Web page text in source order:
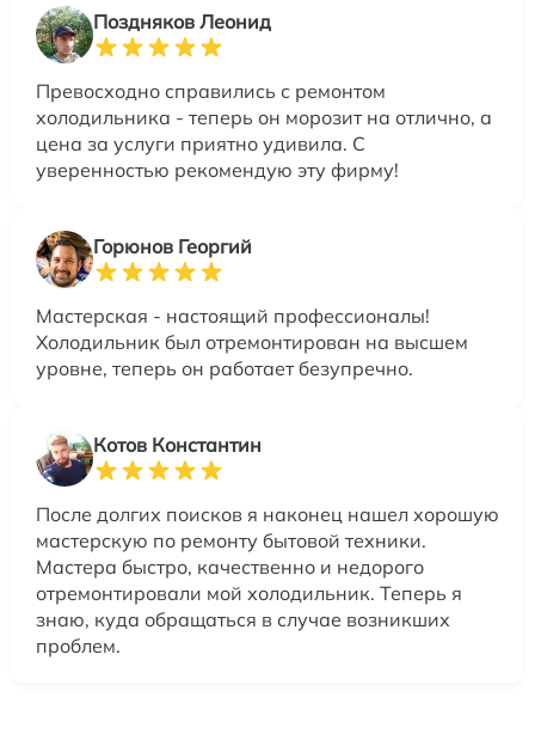
Поздняков Леонид
Превосходно справились с ремонтом
холодильника - теперь он морозит на отлично, а
цена за услуги приятно удивила. С
уверенностью рекомендую эту фирму!
Горюнов Георгий
Мастерская - настоящий профессионалы!
Холодильник был отремонтирован на высшем
уровне, теперь он работает безупречно.
Котов Константин
После долгих поисков я наконец нашел хорошую
мастерскую по ремонту бытовой техники.
Мастера быстро, качественно и недорого
отремонтировали мой холодильник. Теперь я
знаю, куда обращаться в случае возникших
проблем.